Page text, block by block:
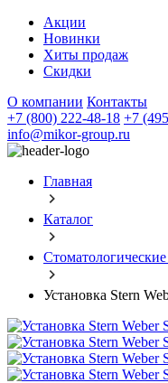
Акции
Новинки
Хиты продаж
Скидки
О компании Контакты
+7 (800) 222-48-18 +7
info@mikor-group.ru
Главная
Каталог
Установка Stern